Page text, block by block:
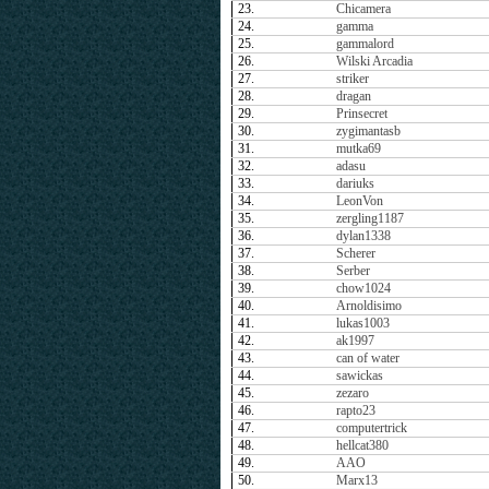
23.
Chicamera
24.
gamma
25.
gammalord
26.
Wilski Arcadia
27.
striker
28.
dragan
29.
Prinsecret
30.
zygimantasb
31.
mutka69
32.
adasu
33.
dariuks
34.
LeonVon
35.
zergling1187
36.
dylan1338
37.
Scherer
38.
Serber
39.
chow1024
40.
Arnoldisimo
41.
lukas1003
42.
ak1997
43.
can of water
44.
sawickas
45.
zezaro
46.
rapto23
47.
computertrick
48.
hellcat380
49.
AAO
50.
Marx13